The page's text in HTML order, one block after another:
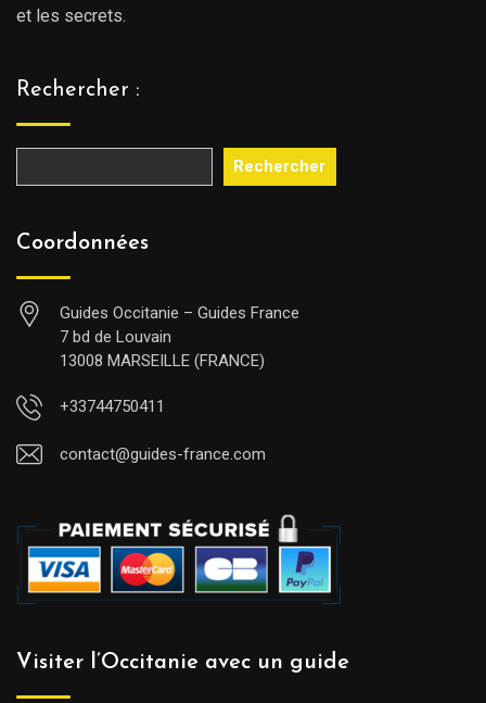
et les secrets.
Rechercher :
Rechercher
Coordonnées
Guides Occitanie – Guides France
7 bd de Louvain
13008 MARSEILLE (FRANCE)
+33744750411
contact@guides-france.com
Visiter l’Occitanie avec un guide